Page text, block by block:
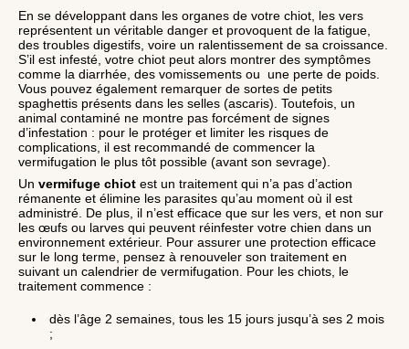
En se développant dans les organes de votre chiot, les vers
représentent un véritable danger et provoquent de la fatigue,
des troubles digestifs, voire un ralentissement de sa croissance.
S’il est infesté, votre chiot peut alors montrer des symptômes
comme la diarrhée, des vomissements ou une perte de poids.
Vous pouvez également remarquer de sortes de petits
spaghettis présents dans les selles (ascaris). Toutefois, un
animal contaminé ne montre pas forcément de signes
d’infestation : pour le protéger et limiter les risques de
complications, il est recommandé de commencer la
vermifugation le plus tôt possible (avant son sevrage).
Un vermifuge chiot est un traitement qui n’a pas d’action
rémanente et élimine les parasites qu’au moment où il est
administré. De plus, il n’est efficace que sur les vers, et non sur
les œufs ou larves qui peuvent réinfester votre chien dans un
environnement extérieur. Pour assurer une protection efficace
sur le long terme, pensez à renouveler son traitement en
suivant un calendrier de vermifugation. Pour les chiots, le
traitement commence :
dès l’âge 2 semaines, tous les 15 jours jusqu’à ses 2 mois
;